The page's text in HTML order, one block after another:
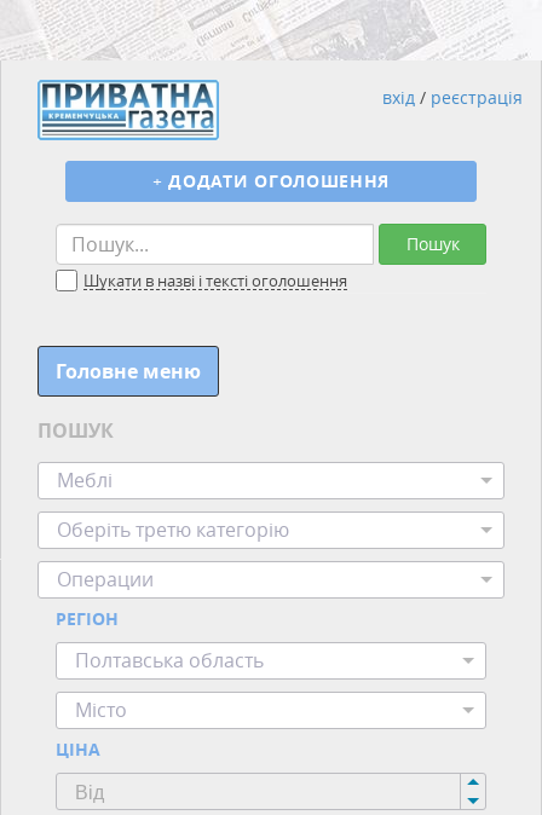
Пошук
Шукати в назві і тексті оголошення
+ ДОДАТИ ОГОЛОШЕННЯ
вхід / реєстрація
Головне меню
ПОШУК
Меблі
Оберіть третю категорію
Операции
РЕГІОН
Полтавська область
Місто
ЦІНА